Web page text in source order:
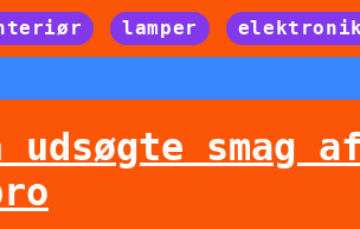
lamper elektronik
udsøgte smag